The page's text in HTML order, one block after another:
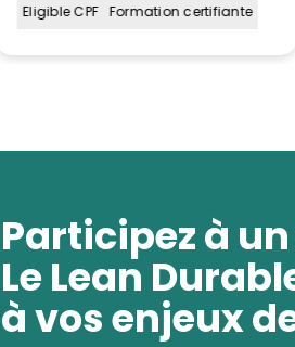
Participez à
Le Lean
à vos enjeux